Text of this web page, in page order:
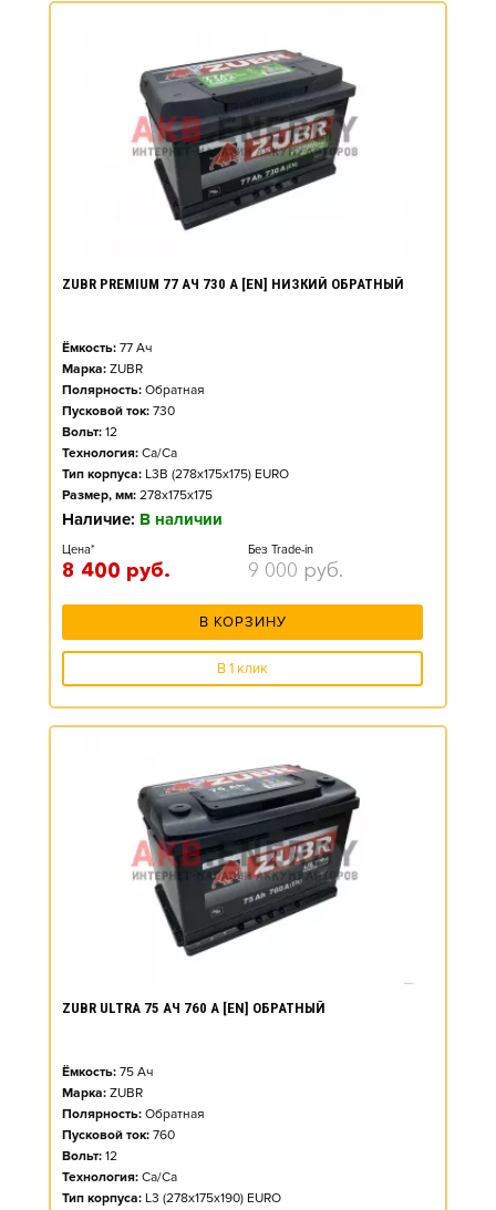
ZUBR PREMIUM 77 АЧ 730 А [EN] НИЗКИЙ ОБРАТНЫЙ
Ёмкость: 77 Ач
Марка: ZUBR
Полярность: Обратная
Пусковой ток: 730
Вольт: 12
Технология: Ca/Ca
Тип корпуса: L3B (278x175x175) EURO
Размер, мм: 278x175x175
Наличие: В наличии
Цена*
8 400 руб.
Без Trade-in
9 000 руб.
В КОРЗИНУ
В 1 клик
ZUBR ULTRA 75 АЧ 760 А [EN] ОБРАТНЫЙ
Ёмкость: 75 Ач
Марка: ZUBR
Полярность: Обратная
Пусковой ток: 760
Вольт: 12
Технология: Ca/Ca
Тип корпуса: L3 (278x175x190) EURO